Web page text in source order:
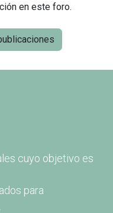
en este foro.
cuyo objetivo es
para